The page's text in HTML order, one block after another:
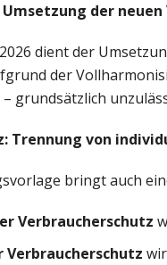
der
2026 dient der
der
grundsätzlich
Trennung von
bringt auch
Verbraucherschutz